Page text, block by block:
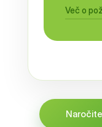
Več o